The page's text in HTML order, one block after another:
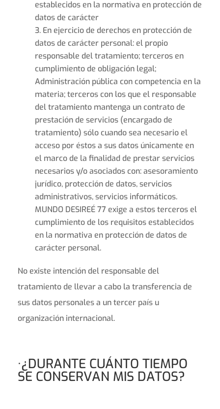
establecidos en la normativa en protección de
datos de carácter
En ejercicio de derechos en protección de
datos de carácter personal: el propio
responsable del tratamiento; terceros en
cumplimiento de obligación legal;
Administración pública con competencia en la
materia; terceros con los que el responsable
del tratamiento mantenga un contrato de
prestación de servicios (encargado de
tratamiento) sólo cuando sea necesario el
acceso por éstos a sus datos únicamente en
el marco de la finalidad de prestar servicios
necesarios y/o asociados con: asesoramiento
jurídico, protección de datos, servicios
administrativos, servicios informáticos.
MUNDO DESIREÉ 77 exige a estos terceros el
cumplimiento de los requisitos establecidos
en la normativa en protección de datos de
carácter personal.
No existe intención del responsable del
tratamiento de llevar a cabo la transferencia de
sus datos personales a un tercer país u
organización internacional.
·¿DURANTE CUÁNTO TIEMPO
SE CONSERVAN MIS DATOS?